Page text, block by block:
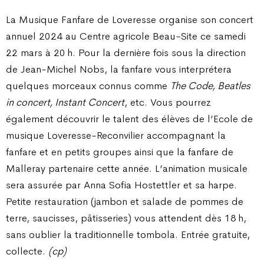
La Musique Fanfare de Loveresse organise son concert
annuel 2024 au Centre agricole Beau-Site ce samedi
22 mars à 20 h. Pour la dernière fois sous la direction
de Jean-Michel Nobs, la fanfare vous interprétera
quelques morceaux connus comme The Code, Beatles
in concert, Instant Concert, etc. Vous pourrez
également découvrir le talent des élèves de l’Ecole de
musique Loveresse-Reconvilier accompagnant la
fanfare et en petits groupes ainsi que la fanfare de
Malleray partenaire cette année. L’animation musicale
sera assurée par Anna Sofia Hostettler et sa harpe.
Petite restauration (jambon et salade de pommes de
terre, saucisses, pâtisseries) vous attendent dès 18 h,
sans oublier la traditionnelle tombola. Entrée gratuite,
collecte. (cp)